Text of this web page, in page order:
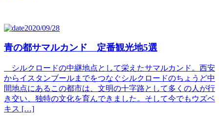
2020/09/28
青の都サマルカンド 定番観光地5選
シルクロードの中継地点として栄えたサマルカンド。西安
からイスタンブールまでをつなぐシルクロードのちょうど中
間地点にあるこの都市は、文明の十字路として多くの人が行
き交い、独特の文化を育んできました。そして今でもウズベ
キス […]